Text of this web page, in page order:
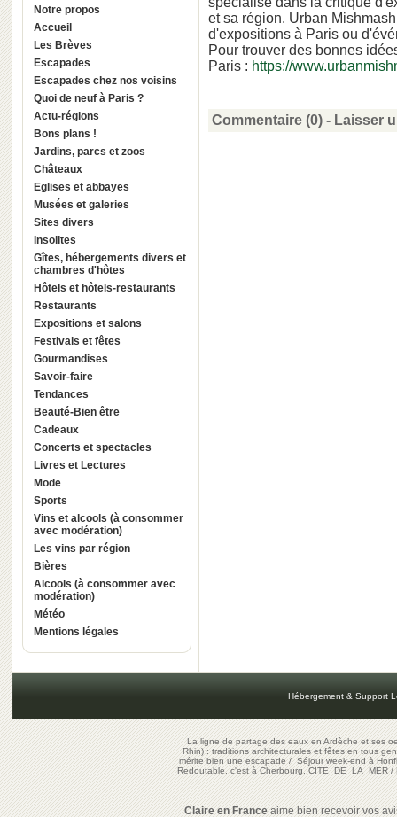
Notre propos
Accueil
Les Brèves
Escapades
Escapades chez nos voisins
Quoi de neuf à Paris ?
Actu-régions
Bons plans !
Jardins, parcs et zoos
Châteaux
Eglises et abbayes
Musées et galeries
Sites divers
Insolites
Gîtes, hébergements divers et
chambres d'hôtes
Hôtels et hôtels-restaurants
Restaurants
Expositions et salons
Festivals et fêtes
Gourmandises
Savoir-faire
Tendances
Beauté-Bien être
Cadeaux
Concerts et spectacles
Livres et Lectures
Mode
Sports
Vins et alcools (à consommer
avec modération)
Les vins par région
Bières
Alcools (à consommer avec
modération)
Météo
Mentions légales
et sa région. Urban
d'expositions à Paris ou
Pour trouver des bonnes
Paris : https://
Commentaire (0) - Laisser
Hébergement & Support
La ligne de partage des eaux en Ardèche et ses
Rhin) : traditions architecturales et fêtes en tous
mérite bien une escapade/Séjour week-end à
Redoutable, c'est à Cherbourg, CITE DE LA MER/
Claire en Franceaime bien recevoir vos